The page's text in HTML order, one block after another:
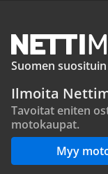
Suomen
Ilmoita
Tavoitat eniten
motokaupat.
Myy